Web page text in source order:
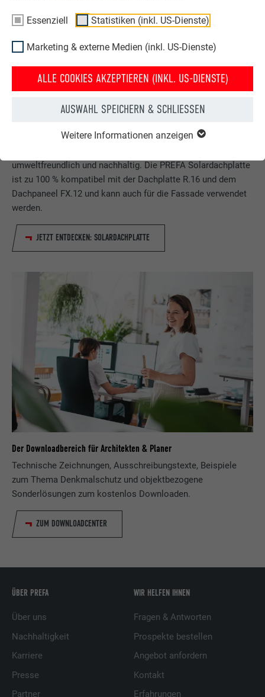
Essenziell Statistiken (inkl. US-Dienste)
Marketing & externe Medien (inkl. US-Dienste)
ALLE COOKIES AKZEPTIEREN (INKL. US-DIENSTE)
AUSWAHL SPEICHERN & SCHLIESSEN
Weitere Informationen anzeigen
Dach und Solarkraftwerk in einem
Solarkraft: Mit dem innovativen PREFA
umweltfreundlich und nachhaltig. Die PREFA Solardachplatte
ist zu 100 % kompatibel mit der Dachplatte R.16 und dem
Dachpaneel FX.12 und kann auch für die Fassade verwendet
werden.
JETZT ENTDECKEN: SOLARDACHPLATTE
Der Downloadbereich für Architekten & Planer
Technische Zeichnungen, Ausschreibungstexte, Beispiele
zum Thema Denkmalschutz und objektbezogene
Sonderlösungen zum kostenlos Downloaden.
ZUM DOWNLOADCENTER
ÜBER PREFA
Über uns
Nachhaltigkeit
Karriere
Presse
Partner
WIR HELFEN IHNEN
Fragen & Antworten
Prospekte bestellen
Angebot anfordern
Kontakt
Erfahrungen